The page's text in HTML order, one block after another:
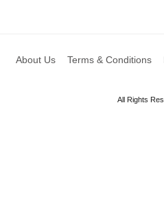
About Us Terms & Conditions
All Rights